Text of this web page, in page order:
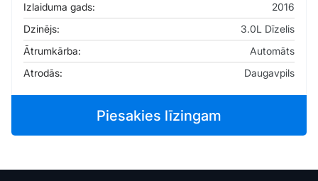
Izlaiduma gads:
2016
Dzinējs:
3.0L Dīzelis
Ātrumkārba:
Automāts
Atrodās:
Daugavpils
Piesakies līzingam